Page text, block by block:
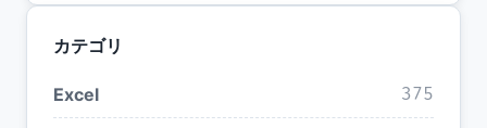
カテゴリ
Excel 375